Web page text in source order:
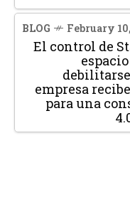
BLOG February
El control de
empresa
para una